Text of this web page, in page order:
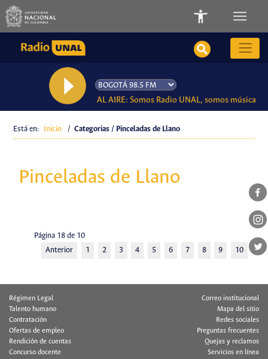
AL AIRE: Somos Radio UNAL, somos música
Está en: Inicio / Categorias / Pinceladas de Llano
Pinceladas de Llano
Página 18 de 10
Anterior
1 2 3 4 5 6 7 8 9 10
Régimen Legal
Talento humano
Contratación
Ofertas de empleo
Rendición de cuentas
Concurso docente
Correo institucional
Mapa del sitio
Redes sociales
Preguntas frecuentes
Quejas y reclamos
Servicios en línea